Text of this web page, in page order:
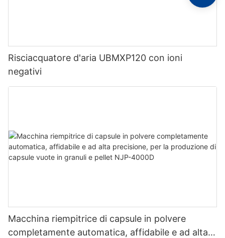
Risciacquatore d'aria UBMXP120 con ioni
negativi
Macchina riempitrice di capsule in polvere
completamente automatica, affidabile e ad alta